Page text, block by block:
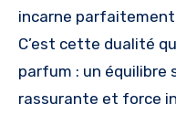
incarne parfaitement
C’est cette dualité
parfum : un équilibre
rassurante et force